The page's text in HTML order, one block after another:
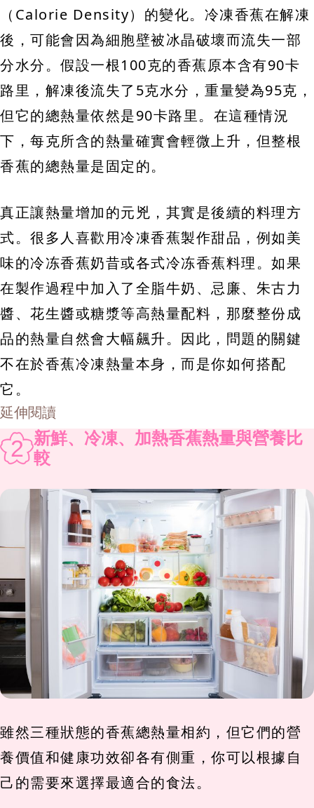
（Calorie Density）的變化。冷凍香蕉在解凍
後，可能會因為細胞壁被冰晶破壞而流失一部
分水分。假設一根100克的香蕉原本含有90卡
路里，解凍後流失了5克水分，重量變為95克，
但它的總熱量依然是90卡路里。在這種情況
下，每克所含的熱量確實會輕微上升，但整根
香蕉的總熱量是固定的。
真正讓熱量增加的元兇，其實是後續的料理方
式。很多人喜歡用冷凍香蕉製作甜品，例如美
味的冷冻香蕉奶昔或各式冷冻香蕉料理。如果
在製作過程中加入了全脂牛奶、忌廉、朱古力
醬、花生醬或糖漿等高熱量配料，那麼整份成
品的熱量自然會大幅飆升。因此，問題的關鍵
不在於香蕉冷凍熱量本身，而是你如何搭配
它。
延伸閱讀
2 新鮮、冷凍、加熱香蕉熱量與營養比
較
雖然三種狀態的香蕉總熱量相約，但它們的營
養價值和健康功效卻各有側重，你可以根據自
己的需要來選擇最適合的食法。